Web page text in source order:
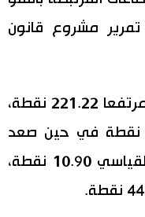
مشروع قانون
وأنهى داو جونز جلسة التداول مرتفعا 221.22 نقطة،
0.63 بالمئة، إلى 35485.89 نقطة في حين صعد
المؤشر ستاندرد اند بورز 500 القياسي 10.90 نقطة،